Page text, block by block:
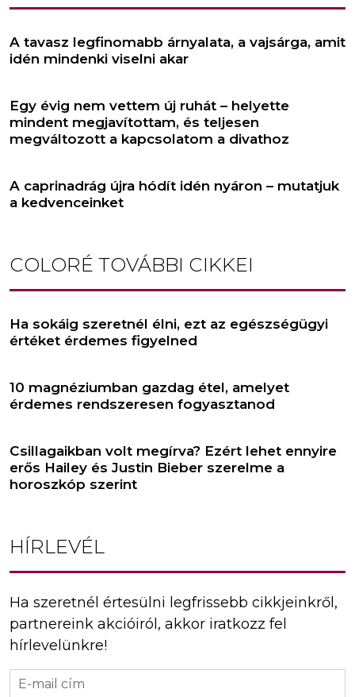
A tavasz legfinomabb árnyalata, a vajsárga, amit
idén mindenki viselni akar
Egy évig nem vettem új ruhát – helyette
mindent megjavítottam, és teljesen
megváltozott a kapcsolatom a divathoz
A caprinadrág újra hódít idén nyáron – mutatjuk
a kedvenceinket
COLORÉ TOVÁBBI CIKKEI
Ha sokáig szeretnél élni, ezt az egészségügyi
értéket érdemes figyelned
10 magnéziumban gazdag étel, amelyet
érdemes rendszeresen fogyasztanod
Csillagaikban volt megírva? Ezért lehet ennyire
erős Hailey és Justin Bieber szerelme a
horoszkóp szerint
HÍRLEVÉL
Ha szeretnél értesülni legfrissebb cikkjeinkről,
partnereink akcióiról, akkor iratkozz fel
hírlevelünkre!